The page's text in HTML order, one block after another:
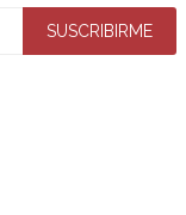
SUSCRIBIRME